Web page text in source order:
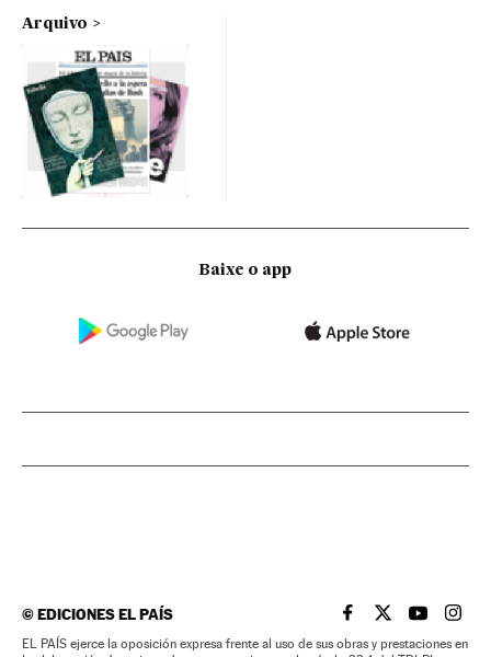
Arquivo
Baixe o app
©EDICIONES EL PAÍS EL PAÍS BRASIL EN
EL PAÍSEL PAÍS
EL
EL PAÍS ejerce la oposición expresa frente al uso de sus obras y prestaciones en